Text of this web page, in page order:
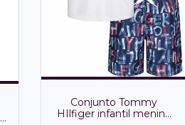
Conjunto Tommy
HIlfiger infantil menino